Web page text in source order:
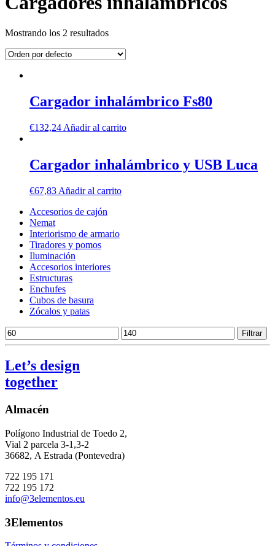
Mostrando los 2 resultados
Cargador inhalámbrico Fs80
€132,24 Añadir al carrito
Cargador inhalámbrico y USB Luca
€67,83 Añadir al carrito
Accesorios de cajón
Nemat
Interiorismo de armario
Tiradores y pomos
Iluminación
Accesorios interiores
Estructuras
Enchufes
Cubos de basura
Zócalos y patas
Precio
mínimo
Precio
máximo
Filtrar
Let’s design
together
Almacén
Polígono Industrial de Toedo 2,
Vial 2 parcela 3-1,3-2
36682, A Estrada (Pontevedra)
722 195 171
722 195 172
info@3elementos.eu
3Elementos